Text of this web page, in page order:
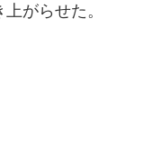
がらせた。